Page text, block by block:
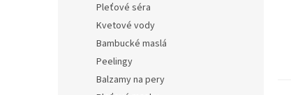
Pleťové séra
Kvetové vody
Bambucké maslá
Peelingy
Balzamy na pery